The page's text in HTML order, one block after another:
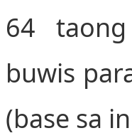
64
buwis
(base sa